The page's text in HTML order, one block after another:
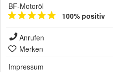
BF-Motoröl
100% positiv
Anrufen
Merken
Impressum